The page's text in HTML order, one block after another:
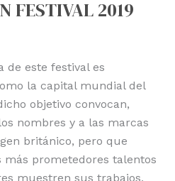
FESTIVAL 2019
de este festival es
la capital mundial del
objetivo convocan,
nombres y a las marcas
británico, pero que
prometedores talentos
muestren sus trabajos,